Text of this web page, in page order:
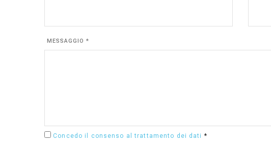
MESSAGGIO *
Concedo il consenso al trattamento dei dati *